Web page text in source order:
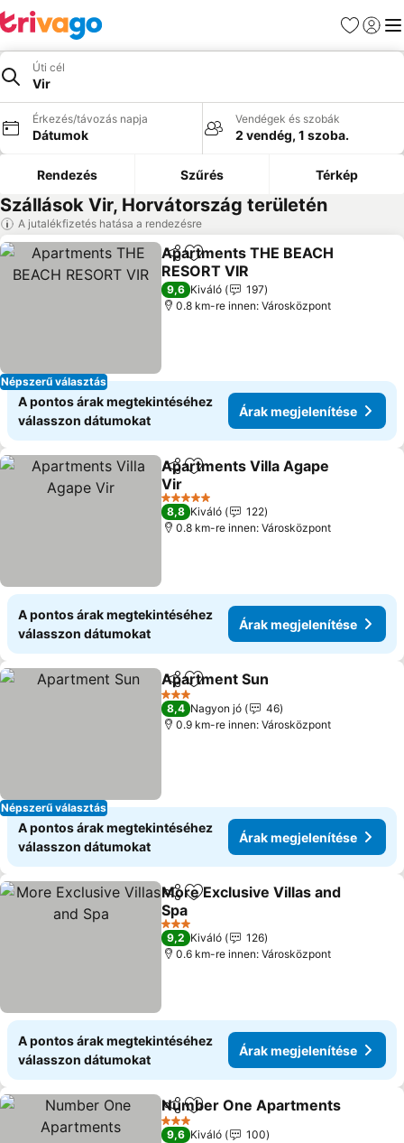
Kedvencek
Úti cél
Vir
Érkezés/távozás napja
Dátumok
Vendégek és szobák
2 vendég, 1 szoba.
Rendezés Szűrés Térkép
Szállások Vir, Horvátország területén
A jutalékfizetés hatása a rendezésre
Népszerű választás
Megosztás
Hozzáadás a kedvencekhez
Apartments THE BEACH
RESORT VIR
9,6 Kiváló
197
0.8 km-re innen: Városközpont
A pontos árak megtekintéséhez
válasszon dátumokat
Árak megjelenítése
Megosztás
Hozzáadás a kedvencekhez
Apartments Villa Agape
Vir
5 Kategória
8,8 Kiváló
122
0.8 km-re innen: Városközpont
A pontos árak megtekintéséhez
válasszon dátumokat
Árak megjelenítése
Népszerű választás
Megosztás
Hozzáadás a kedvencekhez
Apartment Sun
3 Kategória
8,4 Nagyon jó
46
0.9 km-re innen: Városközpont
A pontos árak megtekintéséhez
válasszon dátumokat
Árak megjelenítése
Megosztás
Hozzáadás a kedvencekhez
More Exclusive Villas and
Spa
3 Kategória
9,2 Kiváló
126
0.6 km-re innen: Városközpont
A pontos árak megtekintéséhez
válasszon dátumokat
Árak megjelenítése
Megosztás
Hozzáadás a kedvencekhez
Number One Apartments
3 Kategória
9,6 Kiváló
100